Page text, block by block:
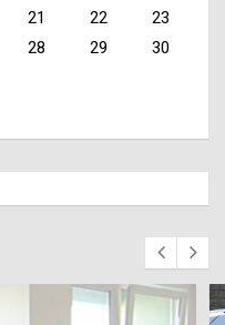
21 22
23
28 29
30